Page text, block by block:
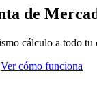
de
cálculo a todo tu
Ver cómo funciona